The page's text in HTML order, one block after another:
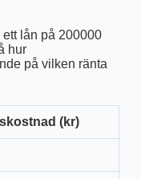
ett lån på 200000
hur
på vilken ränta
(kr)